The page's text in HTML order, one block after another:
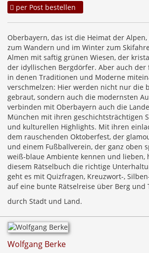
per Post bestellen
Oberbayern, das ist die Heimat der
zum Wandern und im Winter zum
Almen mit saftig grünen Wiesen, der
der idyllischen Bergdörfer. Aber auch der
in denen Traditionen und Moderne
verschmelzen: Hier werden nicht nur die
gebraut, sondern auch die modernsten
verbinden mit Oberbayern auch die
München mit ihren geschichtsträchtigen
und kulturellen Highlights. Mit ihren
dem rauschenden Oktoberfest, der
und einem Fußballverein, der ganz oben
weiß-blaue Ambiente kennen und lieben,
diesem Rätselbuch die richtige
geht es mit Quizfragen, Kreuzwort-,
auf eine bunte Rätselreise über Berg und
durch Stadt und Land.
Wolfgang Berke